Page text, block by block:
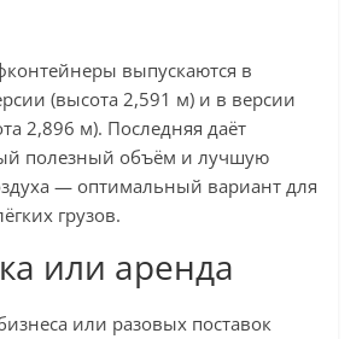
выпускаются в
(высота 2,591 м) и в версии
2,896 м). Последняя даёт
полезный объём и лучшую
— оптимальный вариант для
грузов.
или аренда
или разовых поставок